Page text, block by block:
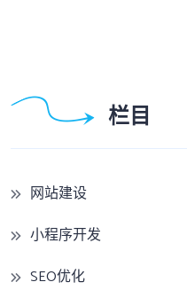
栏目
网站建设
小程序开发
SEO优化